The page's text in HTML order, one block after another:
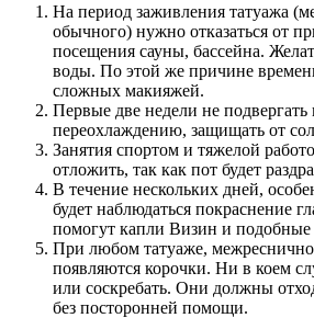
На период заживления татуажа
обычного) нужно отказаться от
посещения сауны, бассейна.
воды. По этой же причине
сложных макияжей.
Первые две недели не подвергать
переохлаждению, защищать от
Занятия спортом и тяжелой
отложить, так как пот будет
В течение нескольких дней,
будет наблюдаться покраснение
помогут капли Визин и
При любом татуаже,
появляются корочки. Ни в коем
или соскребать. Они должны
без посторонней помощи.